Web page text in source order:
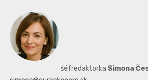
šéfredaktorka Simona